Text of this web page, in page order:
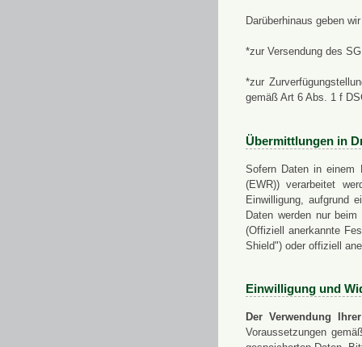
Darüberhinaus geben
*zur Versendung des
*zur
gemäß Art 6 Abs. 1 f
Übermittlungen in
Sofern Daten in einem
(EWR)) verarbeitet
Einwilligung, aufgrund
Daten werden nur
(Offiziell anerkannte
Shield") oder offiziell
Einwilligung und
Der Verwendung
Voraussetzungen